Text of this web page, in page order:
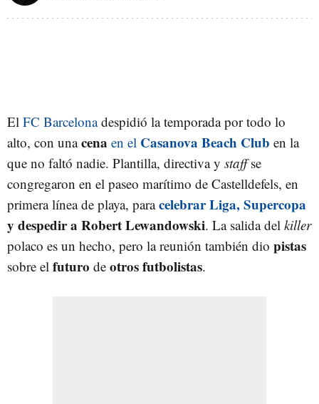
El FC Barcelonadespidió la temporada por todo lo
alto, con unacena en el Casanova Beach Club en la
que no faltó nadie. Plantilla, directiva y staffse
congregaron en el paseo marítimo de Castelldefels, en
primera línea de playa, paracelebrar Liga, Supercopa
y despedir a Robert Lewandowski. La salida del killer
polaco es un hecho, pero la reunión también dio pistas
sobre el futuro de otros futbolistas.